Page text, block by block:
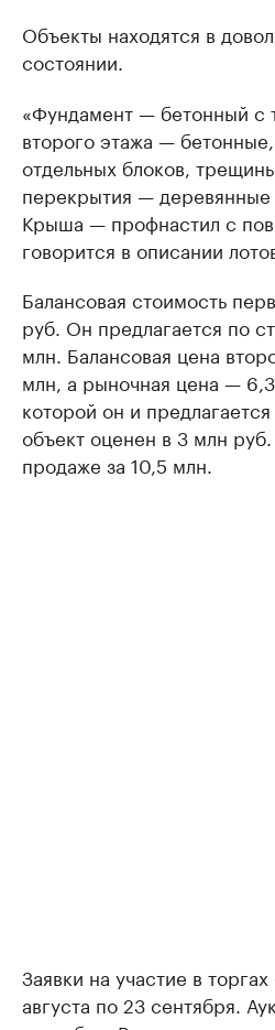
Объекты находятся в
состоянии.
«Фундамент — бетонный с
второго этажа —
отдельных блоков,
перекрытия —
Крыша — профнастил с
говорится в описании
Балансовая стоимость
руб. Он предлагается по
млн. Балансовая цена
млн, а рыночная цена —
которой он и
объект оценен в 3 млн
продаже за 10,5 млн.
Заявки на участие в
августа по 23 сентября.